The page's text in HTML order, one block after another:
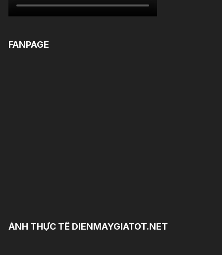
FANPAGE
ẢNH THỰC TẾ DIENMAYGIATOT.NET